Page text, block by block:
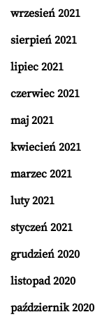
wrzesień 2021
sierpień 2021
lipiec 2021
czerwiec 2021
maj 2021
kwiecień 2021
marzec 2021
luty 2021
styczeń 2021
grudzień 2020
listopad 2020
październik 2020